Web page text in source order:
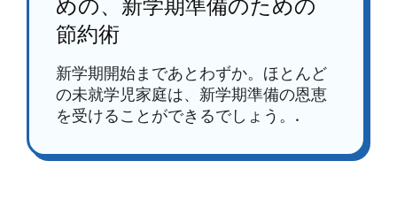
めの、新学期準備のための
節約術
新学期開始まであとわずか。ほとんど
の未就学児家庭は、新学期準備の恩恵
を受けることができるでしょう。.